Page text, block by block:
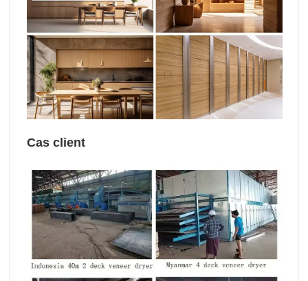
Cas client